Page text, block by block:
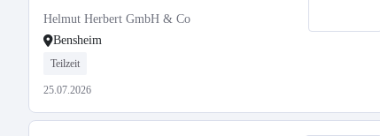
Helmut Herbert GmbH & Co
Bensheim
Teilzeit
25.07.2026